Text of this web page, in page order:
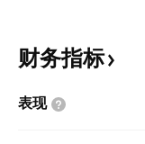
财务指标
表现